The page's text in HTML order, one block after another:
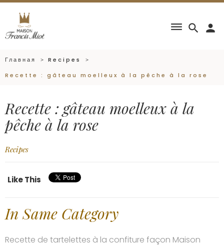
search
dehaze person
Главная
Recipes
Recette : gâteau moelleux à la pêche à la rose
Recette : gâteau moelleux à la
pêche à la rose
Recipes
Like This
In Same Category
Recette de tartelettes à la confiture façon Maison